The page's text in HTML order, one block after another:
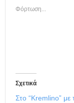
Φόρτωση...
Σχετικά
Στο “Kremlino” με